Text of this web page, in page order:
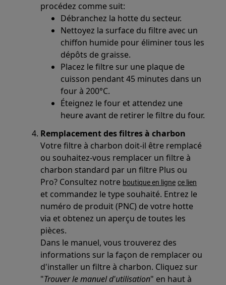
procédez comme suit:
Débranchez la hotte du secteur.
Nettoyez la surface du filtre avec un
chiffon humide pour éliminer tous les
dépôts de graisse.
Placez le filtre sur une plaque de
cuisson pendant 45 minutes dans un
four à 200°C.
Éteignez le four et attendez une
heure avant de retirer le filtre du four.
Remplacement des filtres à charbon
Votre filtre à charbon doit-il être remplacé
ou souhaitez-vous remplacer un filtre à
charbon standard par un filtre Plus ou
Pro? Consultez notre boutique en ligne ce lien
et commandez le type souhaité. Entrez le
numéro de produit (PNC) de votre hotte
via et obtenez un aperçu de toutes les
pièces.
Dans le manuel, vous trouverez des
informations sur la façon de remplacer ou
d'installer un filtre à charbon. Cliquez sur
"Trouver le manuel d'utilisation" en haut à